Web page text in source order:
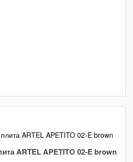
ARTEL APETITO 02-E brown